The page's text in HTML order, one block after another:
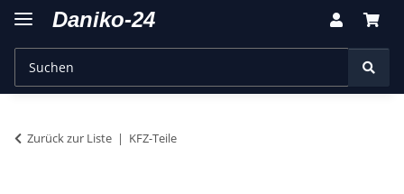
Zurück zur Liste KFZ-Teile